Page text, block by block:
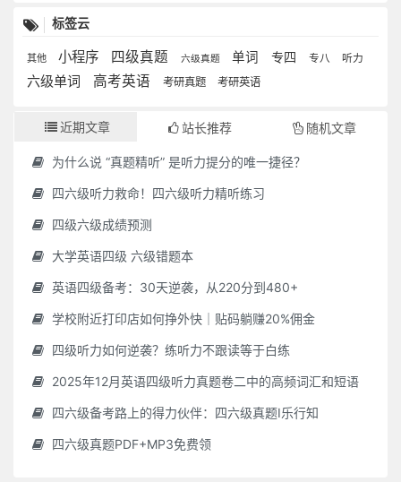
标签云
其他 小程序 四级真题 六级真题 单词 专四 专八 听力
六级单词 高考英语 考研真题 考研英语
近期文章 站长推荐 随机文章
为什么说 “真题精听” 是听力提分的唯一捷径？
四六级听力救命！四六级听力精听练习
四级六级成绩预测
大学英语四级 六级错题本
英语四级备考：30天逆袭，从220分到480+
学校附近打印店如何挣外快｜贴码躺赚20%佣金
四级听力如何逆袭？练听力不跟读等于白练
2025年12月英语四级听力真题卷二中的高频词汇和短语
四六级备考路上的得力伙伴：四六级真题I乐行知
四六级真题PDF+MP3免费领